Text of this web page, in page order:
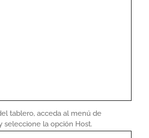
tablero, acceda al menú de
seleccione la opción Host.